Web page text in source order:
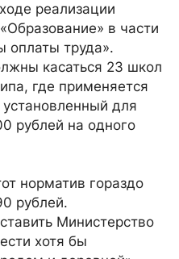
реализации
в части
оплаты труда».
касаться 23 школ
где применяется
для
рублей на одного
норматив гораздо
рублей.
Министерство
хотя бы